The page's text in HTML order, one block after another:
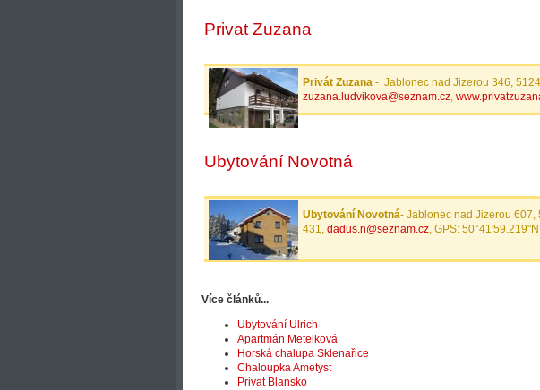
Privat Zuzana
Privát Zuzana - Jablonec nad Jizerou 346,
zuzana.ludvikova@seznam.cz,
Ubytování Novotná
Ubytování Novotná- Jablonec nad Jizerou
431, dadus.n@seznam.cz, GPS:
Více článků...
Ubytování Ulrich
Apartmán Metelková
Horská chalupa Sklenařice
Chaloupka Ametyst
Privat Blansko